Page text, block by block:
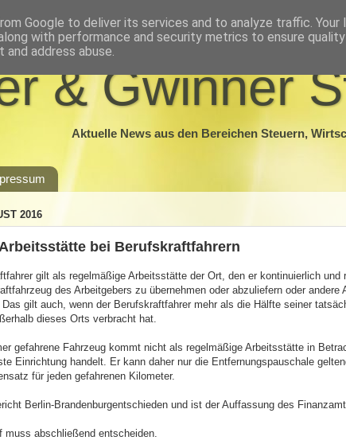
& Gwinner
Aktuelle News aus den Bereichen Steuern,
2016
bei Berufskraftfahrern
gilt als regelmäßige Arbeitsstätte der Ort, den er kontinuierlich und
des Arbeitgebers zu übernehmen oder abzuliefern oder andere
gilt auch, wenn der Berufskraftfahrer mehr als die Hälfte seiner
dieses Orts verbracht hat.
gefahrene Fahrzeug kommt nicht als regelmäßige Arbeitsstätte in
Einrichtung handelt. Er kann daher nur die Entfernungspauschale
für jeden gefahrenen Kilometer.
Berlin-Brandenburgentschieden und ist der Auffassung des
muss abschließend entscheiden.
Google to deliver its services and to analyze traffic. Your
with performance and security metrics to ensure
address abuse.